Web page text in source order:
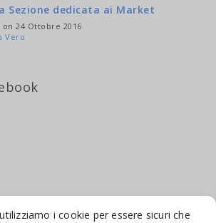
i cookie per essere sicuri che
Sezione dedicata ai Market
on 24 Ottobre 2016
Vero